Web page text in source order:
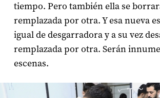
tiempo. Pero también ella se
remplazada por otra. Y esa nueva
igual de desgarradora y a su vez
remplazada por otra. Serán
escenas.